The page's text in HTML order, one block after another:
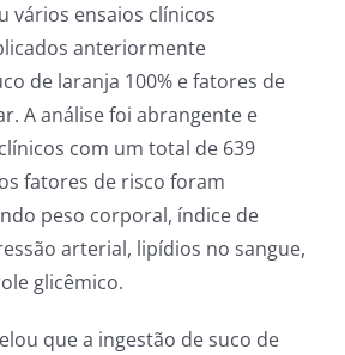
vários ensaios clínicos
anteriormente
de laranja 100% e fatores de
A análise foi abrangente e
com um total de 639
fatores de risco foram
peso corporal, índice de
arterial, lipídios no sangue,
glicêmico.
que a ingestão de suco de